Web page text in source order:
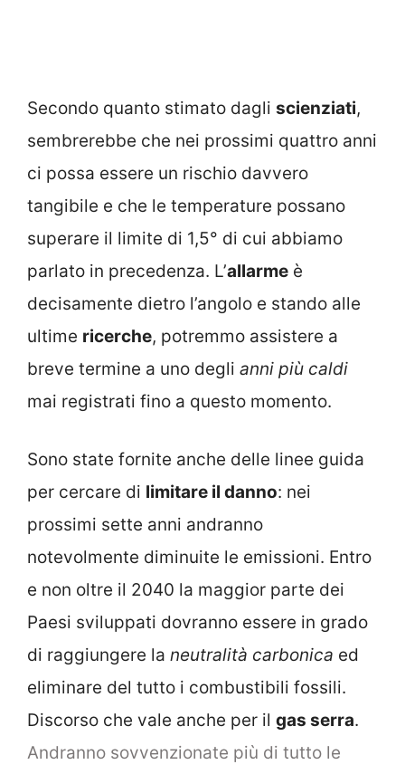
Secondo quanto stimato dagli scienziati,
sembrerebbe che nei prossimi quattro anni
ci possa essere un rischio davvero
tangibile e che le temperature possano
superare il limite di 1,5° di cui abbiamo
parlato in precedenza. L’allarme è
decisamente dietro l’angolo e stando alle
ultime ricerche, potremmo assistere a
breve termine a uno degli anni più caldi
mai registrati fino a questo momento.
Sono state fornite anche delle linee guida
per cercare di limitare il danno: nei
prossimi sette anni andranno
notevolmente diminuite le emissioni. Entro
e non oltre il 2040 la maggior parte dei
Paesi sviluppati dovranno essere in grado
di raggiungere la neutralità carbonica ed
eliminare del tutto i combustibili fossili.
Discorso che vale anche per il gas serra.
Andranno sovvenzionate più di tutto le